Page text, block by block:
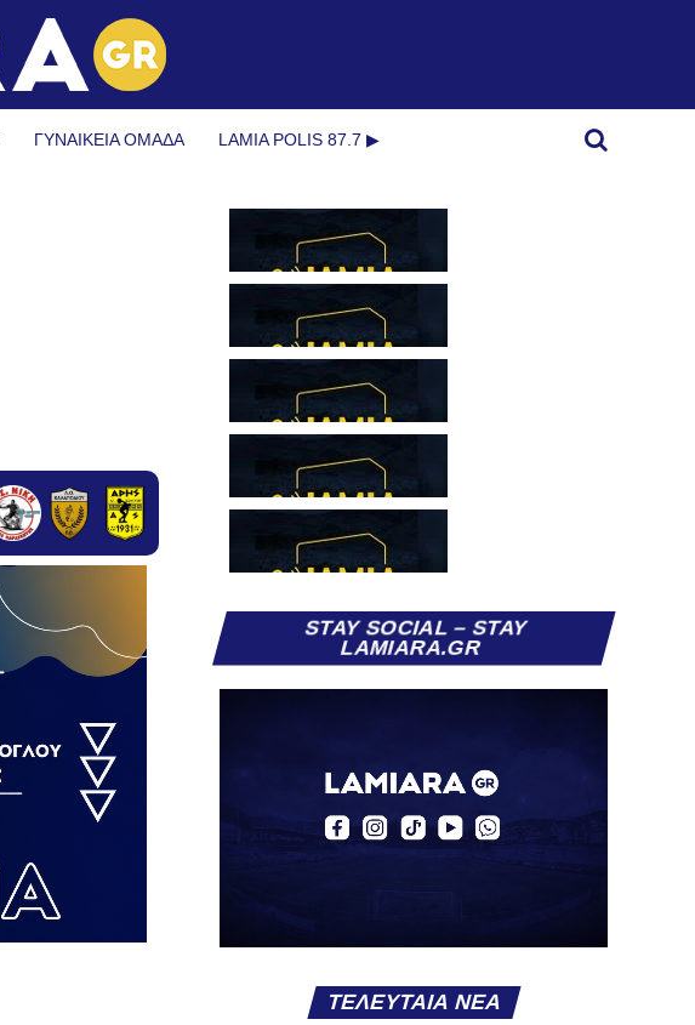
ΓΥΝΑΙΚΕΊΑ ΟΜΆΔΑ LAMIA POLIS 87.7 ▶︎
STAY SOCIAL – STAY
LAMIARA.GR
ΤΕΛΕΥΤΑΊΑ ΝΈΑ